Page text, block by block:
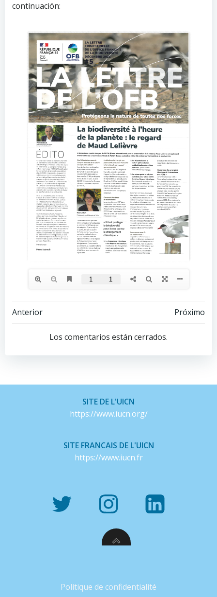
continuación:
Navegación
entradas
Anterior
Navegación
de
entradas
Próximo
Los comentarios están cerrados.
SITE DE L'UICN
https://www.iucn.org/
SITE FRANCAIS DE L'UICN
https://www.iucn.fr
Politique de confidentialité